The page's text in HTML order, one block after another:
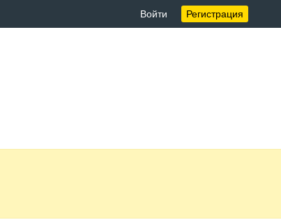
Войти Регистрация